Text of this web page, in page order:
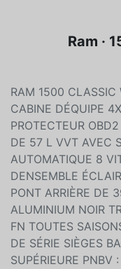
Ram ·
RAM 1500 CLASSIC
CABINE DÉQUIPE
PROTECTEUR
DE 57 L VVT AVEC
AUTOMATIQUE 8
DENSEMBLE
PONT ARRIÈRE DE
ALUMINIUM NOIR
FN TOUTES
DE SÉRIE SIÈGES
SUPÉRIEURE